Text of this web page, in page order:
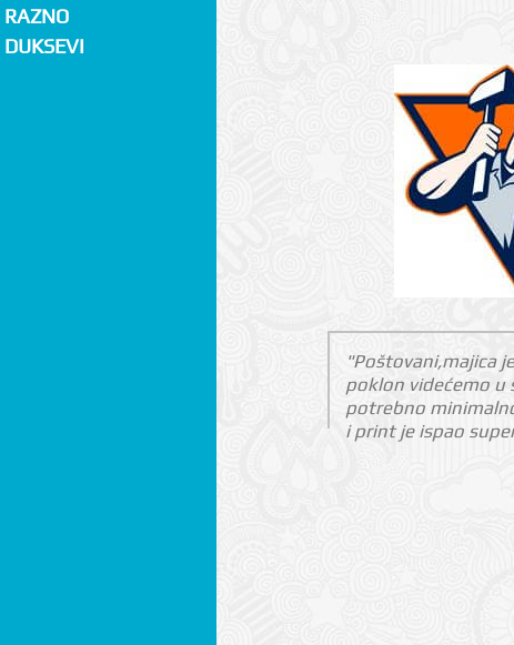
RAZNO
DUKSEVI
"Poštovani,majica
poklon videćemo u
potrebno
i print je ispao